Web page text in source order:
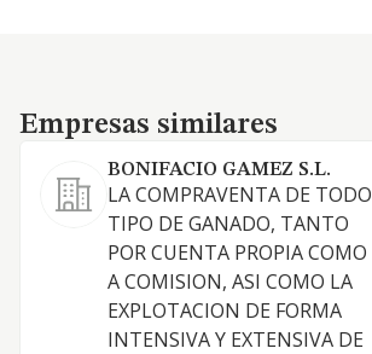
Empresas similares
Empresas similares
BONIFACIO GAMEZ S.L.
LA COMPRAVENTA DE TODO
TIPO DE GANADO, TANTO
POR CUENTA PROPIA COMO
A COMISION, ASI COMO LA
EXPLOTACION DE FORMA
INTENSIVA Y EXTENSIVA DE